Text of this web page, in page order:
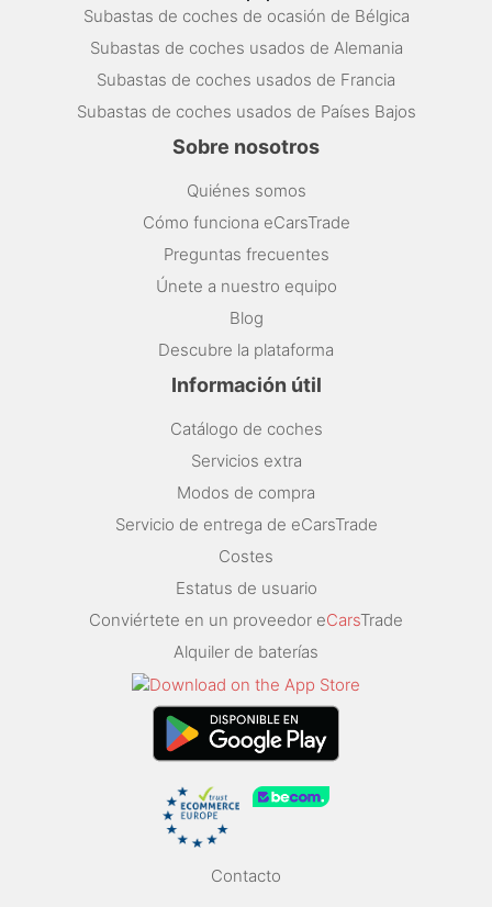
Subastas de coches de ocasión de Bélgica
Subastas de coches usados de Alemania
Subastas de coches usados de Francia
Subastas de coches usados de Países Bajos
Sobre nosotros
Quiénes somos
Cómo funciona eCarsTrade
Preguntas frecuentes
Únete a nuestro equipo
Blog
Descubre la plataforma
Información útil
Catálogo de coches
Servicios extra
Modos de compra
Servicio de entrega de eCarsTrade
Costes
Estatus de usuario
Conviértete en un proveedor eCarsTrade
Alquiler de baterías
Contacto